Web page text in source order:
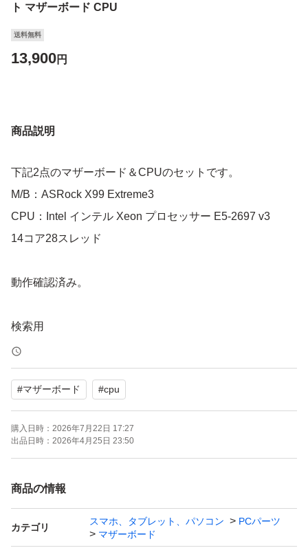
ト マザーボード CPU
送料無料
13,900円
商品説明
下記2点のマザーボード＆CPUのセットです。
M/B：ASRock X99 Extreme3
CPU：Intel インテル Xeon プロセッサー E5-2697 v3
14コア28スレッド
動作確認済み。
検索用
ASRock X99 Extreme4 Extreme5 Extreme6
#マザーボード #cpu
購入日時： 2026年7月22日 17:27
出品日時： 2026年4月25日 23:50
商品の情報
カテゴリ
スマホ、タブレット、パソコン
PCパーツ
マザーボード